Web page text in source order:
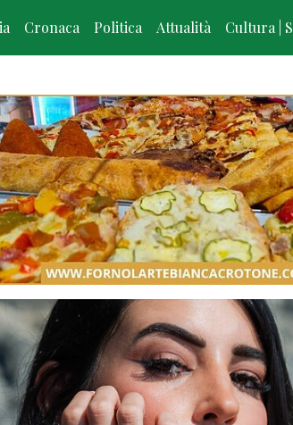
Cronaca Politica Attualità Cultura |